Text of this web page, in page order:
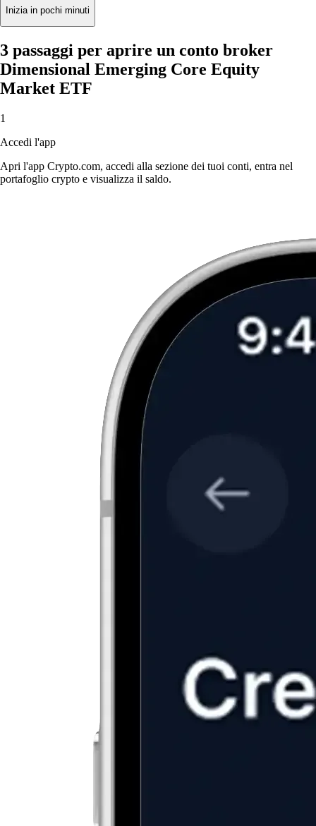
Inizia in pochi minuti
3 passaggi per aprire un conto broker
Dimensional Emerging Core Equity
Market ETF
1
Accedi l'app
Apri l'app Crypto.com, accedi alla sezione dei tuoi conti, entra nel
portafoglio crypto e visualizza il saldo.